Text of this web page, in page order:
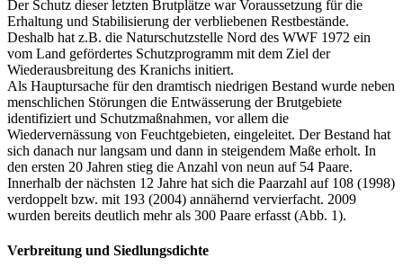
Der Schutz dieser letzten Brutplätze war Voraussetzung für die
Erhaltung und Stabilisierung der verbliebenen Restbestände.
Deshalb hat z.B. die Naturschutzstelle Nord des WWF 1972 ein
vom Land gefördertes Schutzprogramm mit dem Ziel der
Wiederausbreitung des Kranichs initiert.
Als Hauptursache für den dramtisch niedrigen Bestand wurde neben
menschlichen Störungen die Entwässerung der Brutgebiete
identifiziert und Schutzmaßnahmen, vor allem die
Wiedervernässung von Feuchtgebieten, eingeleitet. Der Bestand hat
sich danach nur langsam und dann in steigendem Maße erholt. In
den ersten 20 Jahren stieg die Anzahl von neun auf 54 Paare.
Innerhalb der nächsten 12 Jahre hat sich die Paarzahl auf 108 (1998)
verdoppelt bzw. mit 193 (2004) annähernd vervierfacht. 2009
wurden bereits deutlich mehr als 300 Paare erfasst (Abb. 1).
Verbreitung und Siedlungsdichte